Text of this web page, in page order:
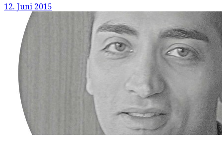
12. Juni 2015